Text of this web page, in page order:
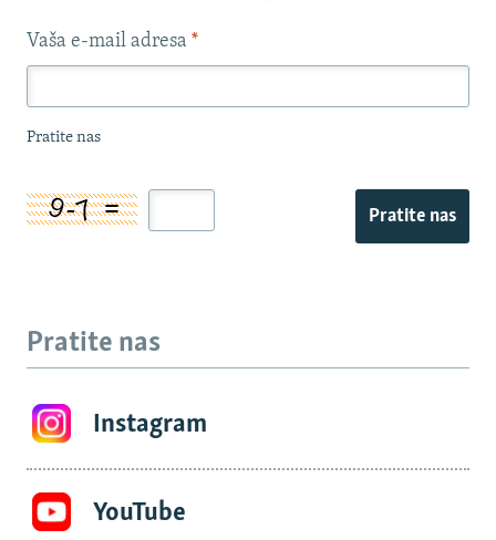
Vaša e-mail adresa *
Pratite nas
Pratite nas
Pratite nas
Instagram
YouTube